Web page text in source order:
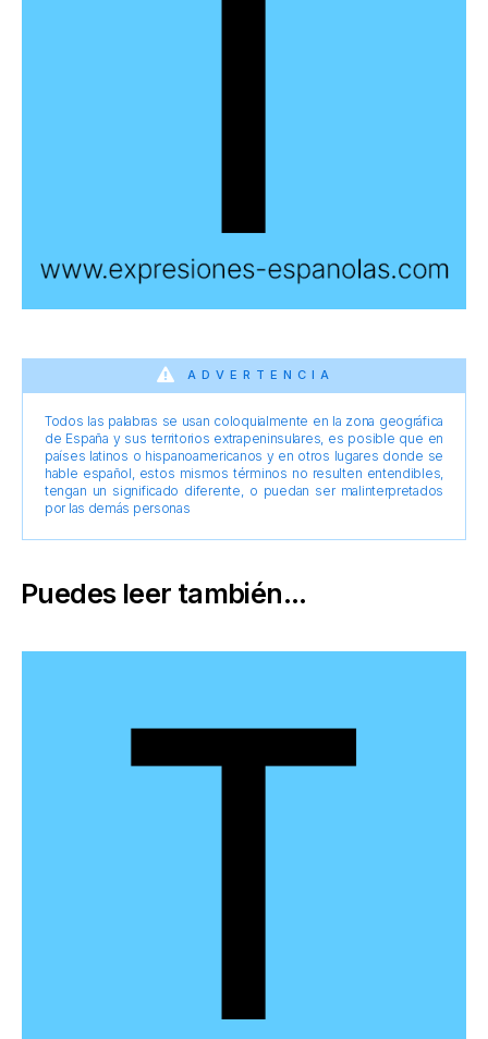
ADVERTENCIA
Todos las palabras se usan coloquialmente en la zona geográfica
de España y sus territorios extrapeninsulares, es posible que en
países latinos o hispanoamericanos y en otros lugares donde se
hable español, estos mismos términos no resulten entendibles,
tengan un significado diferente, o puedan ser malinterpretados
por las demás personas
Puedes leer también...